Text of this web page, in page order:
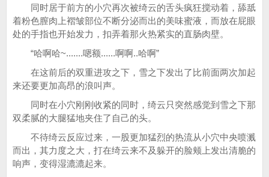
同时居于前方的小穴再次被绮云的舌头疯狂搅动着，舔舐
着粉色膣肉上褶皱部位不断分泌而出的美味蜜液，而放在屁眼
处的手指也开始发力，扣弄着那火热紧实的直肠肉壁。
“哈啊哈~.......嗯额......啊啊..哈啊”
在这前后的双重进攻之下，雪之下发出了比前面两次加起
来还要更加高昂的浪叫声。
同时在小穴刚刚收紧的同时，绮云只突然感觉到雪之下那
双柔腻的大腿猛地夹住了自己的头。
不待绮云反应过来，一股更加猛烈的热流从小穴中央喷溅
而出，其力度之大，打在绮云来不及躲开的脸颊上发出清脆的
响声，变得湿漉漉起来。